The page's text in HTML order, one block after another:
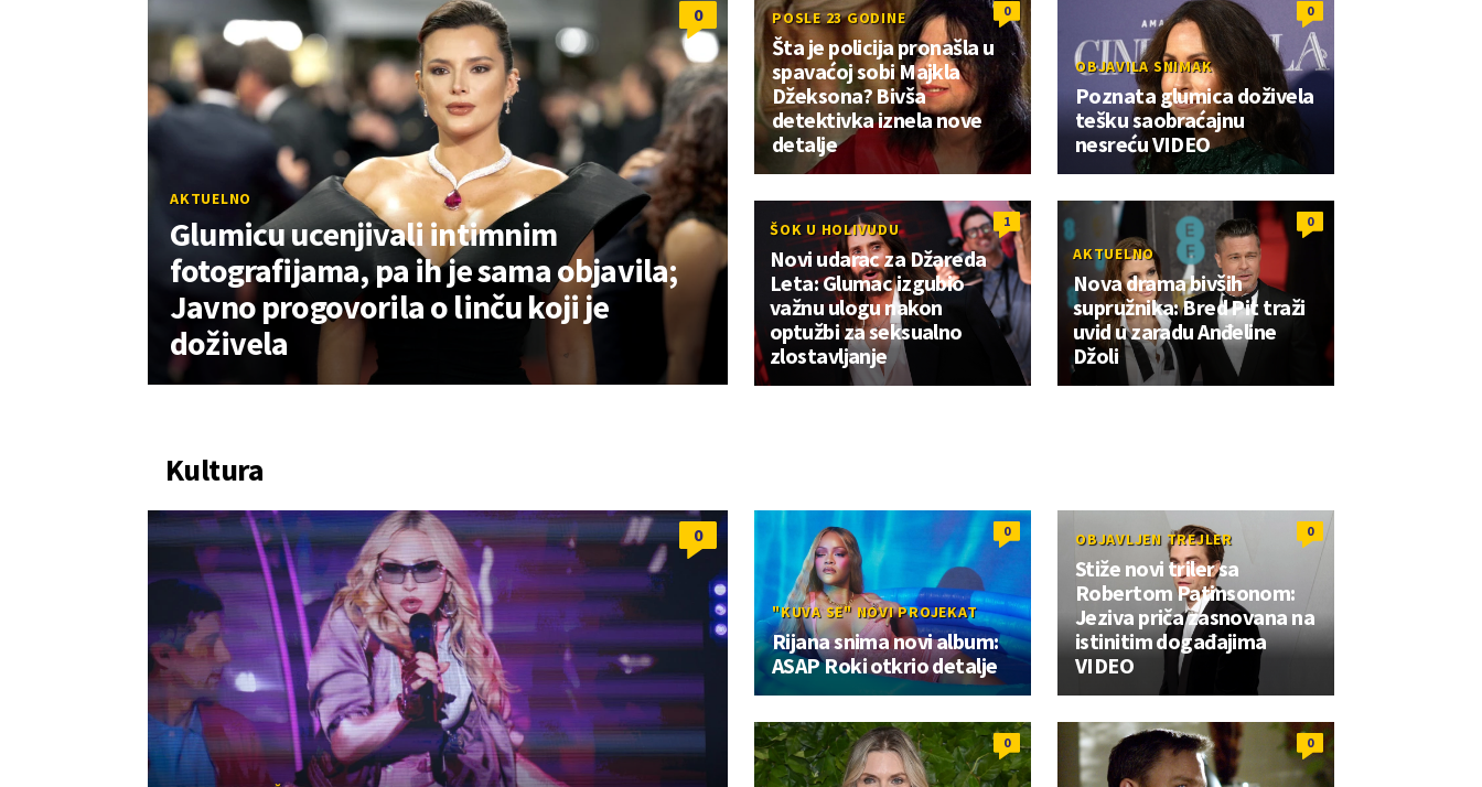
0
AKTUELNO
Glumicu ucenjivali intimnim
fotografijama, pa ih je sama objavila;
Javno progovorila o linču koji je
doživela
0
POSLE 23 GODINE
Šta je policija pronašla u
spavaćoj sobi Majkla
Džeksona? Bivša
detektivka iznela nove
detalje
0
OBJAVILA SNIMAK
Poznata glumica doživela
tešku saobraćajnu
nesreću VIDEO
1
ŠOK U HOLIVUDU
Novi udarac za Džareda
Leta: Glumac izgubio
važnu ulogu nakon
optužbi za seksualno
zlostavljanje
0
AKTUELNO
Nova drama bivših
supružnika: Bred Pit traži
uvid u zaradu Anđeline
Džoli
Kultura
0 0
"KUVA SE" NOVI PROJEKAT
Rijana snima novi album:
ASAP Roki otkrio detalje
0
OBJAVLJEN TREJLER
Stiže novi triler sa
Robertom Patinsonom:
Jeziva priča zasnovana na
istinitim događajima
VIDEO
0 0